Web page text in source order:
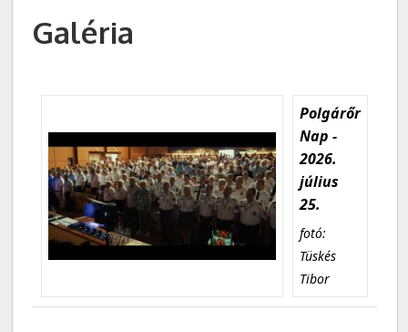
Galéria
Polgárőr
Nap -
2026.
július
25.
fotó:
Tüskés
Tibor